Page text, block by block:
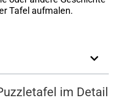
Tafel aufmalen.
im Detail